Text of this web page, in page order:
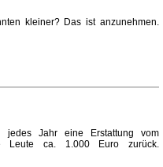
kleiner? Das ist anzunehmen.
jedes Jahr eine Erstattung vom
Leute ca. 1.000 Euro zurück.